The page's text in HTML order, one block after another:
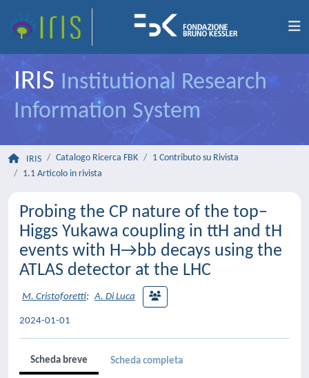
IRIS Institutional Research
Information System
IRIS Catalogo Ricerca FBK
1 Contributo su Rivista
1.1 Articolo in rivista
Probing the CP nature of the top–
Higgs Yukawa coupling in ttH and tH
events with H→bb decays using the
ATLAS detector at the LHC
M. Cristoforetti; A. Di Luca
2024-01-01
Scheda breve Scheda completa